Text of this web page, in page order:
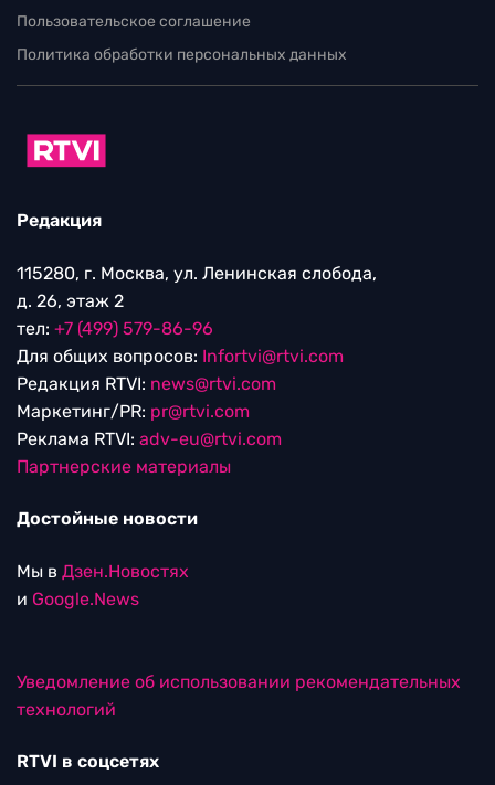
Пользовательское соглашение
Политика обработки персональных данных
Редакция
115280, г. Москва, ул. Ленинская слобода,
д. 26, этаж 2
тел: +7 (499) 579-86-96
Для общих вопросов: Infortvi@rtvi.com
Редакция RTVI: news@rtvi.com
Маркетинг/PR: pr@rtvi.com
Реклама RTVI: adv-eu@rtvi.com
Партнерские материалы
Достойные новости
Мы в Дзен.Новостях
и Google.News
Уведомление об использовании рекомендательных
технологий
RTVI в соцсетях